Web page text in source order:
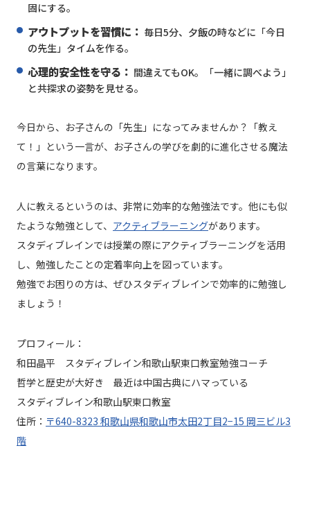
固にする。
アウトプットを習慣に： 毎日5分、夕飯の時などに「今日
の先生」タイムを作る。
心理的安全性を守る： 間違えてもOK。「一緒に調べよう」
と共探求の姿勢を見せる。
今日から、お子さんの「先生」になってみませんか？「教え
て！」という一言が、お子さんの学びを劇的に進化させる魔法
の言葉になります。
人に教えるというのは、非常に効率的な勉強法です。他にも似
たような勉強として、 アクティブラーニングがあります。
スタディブレインでは授業の際にアクティブラーニングを活用
し、勉強したことの定着率向上を図っています。
勉強でお困りの方は、ぜひスタディブレインで効率的に勉強し
ましょう！
プロフィール：
和田晶平 スタディブレイン和歌山駅東口教室勉強コーチ
哲学と歴史が大好き 最近は中国古典にハマっている
スタディブレイン和歌山駅東口教室
住所： 〒640-8323 和歌山県和歌山市太田2丁目2−15 岡三ビル3
階